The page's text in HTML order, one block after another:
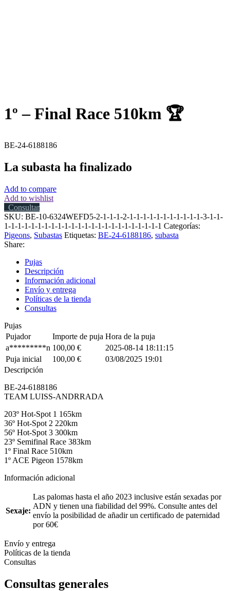
1º – Final Race 510km 🏆
BE-24-6188186
La subasta ha finalizado
Add to compare
Add to wishlist
Consultar
SKU: BE-10-6324WEFD5-2-1-1-1-2-1-1-1-1-1-1-1-1-1-1-1-3-1-1-
1-1-1-1-1-1-1-1-1-1-1-1-1-1-1-1-1-1-1-1-1-1-1-1 Categorías:
Pigeons, Subastas Etiquetas: BE-24-6188186, subasta
Share:
Pujas
Descripción
Información adicional
Envío y entrega
Políticas de la tienda
Consultas
Pujas
Pujador
Importe de puja Hora de la puja
a*********n 100,00 €
2025-08-14 18:11:15
Puja inicial
100,00 €
03/08/2025 19:01
Descripción
BE-24-6188186
TEAM LUISS-ANDRRADA
203º Hot-Spot 1 165km
36º Hot-Spot 2 220km
56º Hot-Spot 3 300km
23º Semifinal Race 383km
1º Final Race 510km
1º ACE Pigeon 1578km
Información adicional
Sexaje:
Las palomas hasta el año 2023 inclusive están sexadas por
ADN y tienen una fiabilidad del 99%. Consulte antes del
envío la posibilidad de añadir un certificado de paternidad
por 60€
Envío y entrega
Políticas de la tienda
Consultas
Consultas generales